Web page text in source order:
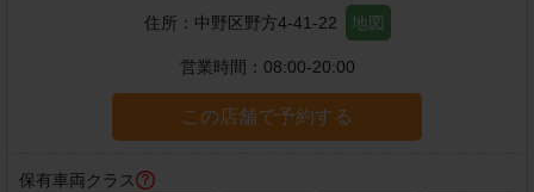
住所： 中野区野方4-41-22 地図
営業時間： 08:00-20:00
この店舗で予約する
保有車両クラス